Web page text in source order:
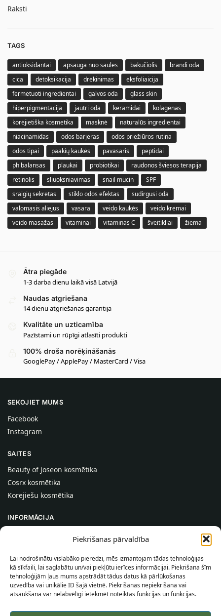
Piekrišanas pārvaldība
Lai nodrošinātu vislabāko pieredzi, mēs izmantojam tādas tehnoloģijas
kā sīkfaili, lai saglabātu un/vai piekļūtu ierīces informācijai. Piekrišana šīm
tehnoloģijām ļaus mums apstrādāt tādus datus kā pārlūkošanas
uzvedība vai unikālie ID šajā vietnē. Piekrišanas nepiekrišana vai
atsaukšana var nelabvēlīgi ietekmēt noteiktas funkcijas un funkcijas.
Raksti
TAGS
antioksidantai apsauga nuo saulės bakučiolis
brandi oda
cica
detoksikacija drėkinimas
eksfoliaicija
fermetuoti ingredientai
galvos oda
glass skin
hiperpigmentacija
jautri oda keramidai
kolagenas
korėjietiška kosmetika
masknė
naturalūs ingredientai
niacinamidas
odos barjeras
odos priežiūros rutina
odos tipai
paakių kaukės pavasaris
peptidai
ph balansas
plaukai probiotikai
raudonos šviesos terapija
retinolis
sliuoksniavimas snail mucin
SPF
sraigių sekretas
stiklo odos efektas
sudirgusi oda
valomasis aliejus
vasara veido kaukės
veido kremai
veido masažas
vitaminai vitaminas C šveitikliai žiema
Ātra piegāde
1-3 darba dienu laikā visā Latvijā
Naudas atgriešana
14 dienu atgriešanas garantija
Kvalitāte un uzticamība
Pazīstami un rūpīgi atlasīti produkti
100% droša norēķināšanās
GooglePay / ApplePay / MasterCard / Visa
SEKOJIET MUMS
Facebook
Instagram
SAITES
Beauty of Joseon kosmētika
Cosrx kosmētika
Korejiešu kosmētika
INFORMĀCIJA
Palīdzība
INFORMĀCIJA PIRCĒJAM
Piegādes nosacījumi
Noteikumi un nosacījumi